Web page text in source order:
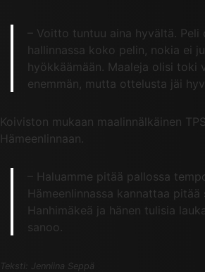
– Voitto tuntuu aina hyvältä. Peli
hallinnassa koko pelin, nokia ei
hyökkäämään. Maaleja olisi toki
enemmän, mutta ottelusta jäi
Koiviston mukaan maalinnälkäinen
Hämeenlinnaan.
– Haluamme pitää pallossa
Hämeenlinnassa kannattaa
Hanhimäkeä ja hänen tulisia
sanoo.
Teksti: Jenniina Seppä